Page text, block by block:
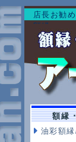
店長お勧
額縁
額縁
油彩額